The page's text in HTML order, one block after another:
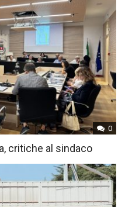
0
critiche al sindaco